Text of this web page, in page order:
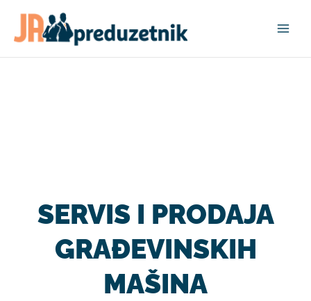
sadržaj
SERVIS I PRODAJA
GRAĐEVINSKIH
MAŠINA